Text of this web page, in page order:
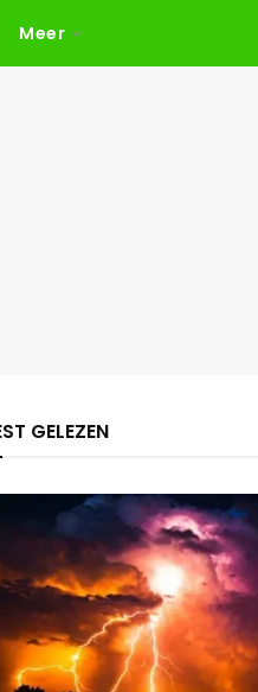
Meer
GELEZEN